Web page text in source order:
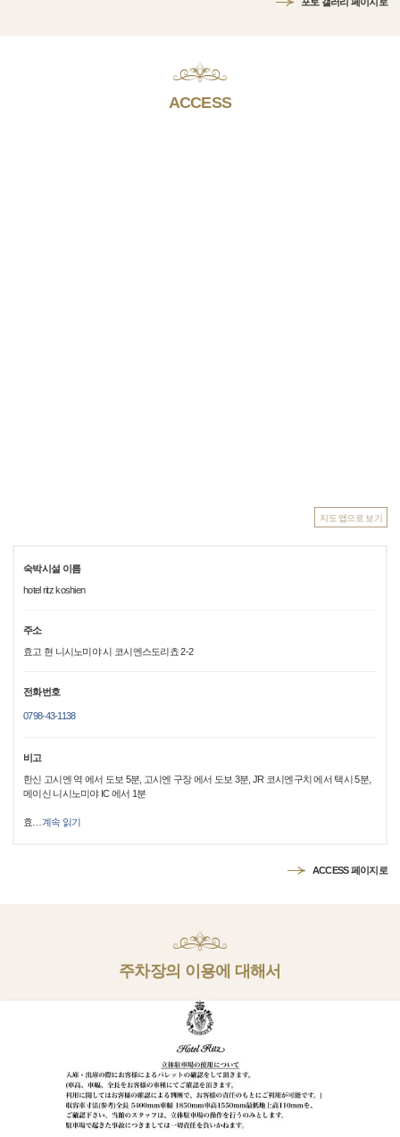
ACCESS
지도 앱으로 보기
숙박시설 이름
hotel ritz koshien
주소
효고 현 니시노미야 시 코시엔스도리쵸 2-2
전화번호
0798-43-1138
비고
한신 고시엔 역 에서 도보 5분, 고시엔 구장 에서 도보 3분, JR 코시엔구치 에서 택시 5분,
메이신 니시노미야 IC 에서 1분
효 계속 읽기
ACCESS 페이지로
주차장의 이용에 대해서